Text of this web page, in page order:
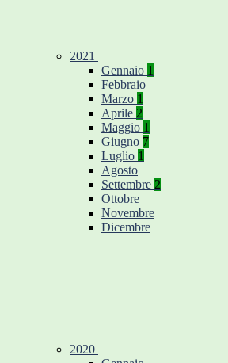
2021
Gennaio 1
Febbraio
Marzo 1
Aprile 2
Maggio 1
Giugno 7
Luglio 1
Agosto
Settembre 2
Ottobre
Novembre
Dicembre
2020